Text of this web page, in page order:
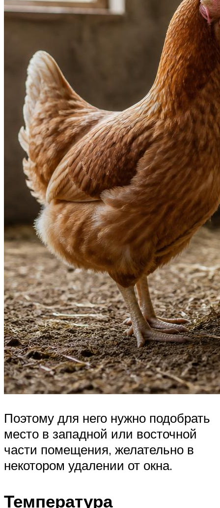
Поэтому для него нужно подобрать
место в западной или восточной
части помещения, желательно в
некотором удалении от окна.
Температура